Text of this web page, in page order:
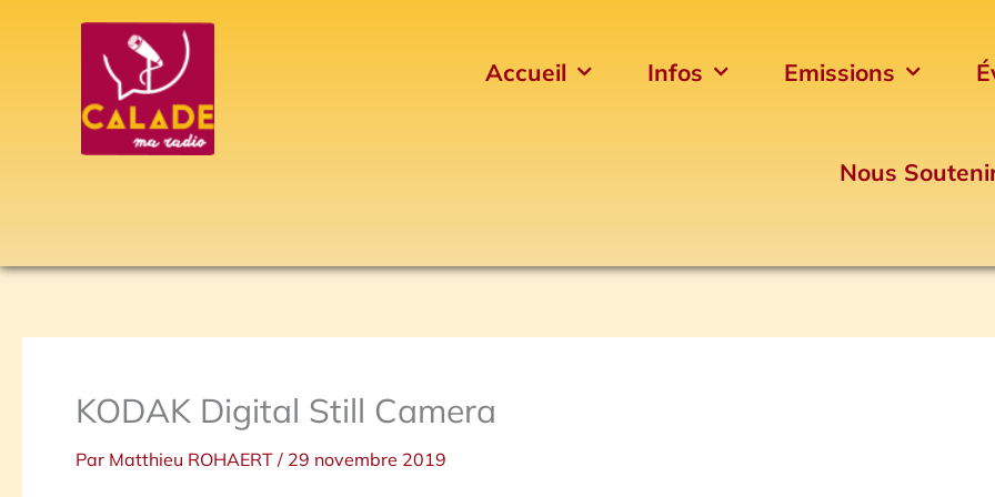
Accueil Infos Emissions
Nous
KODAK Digital Still Camera
Par Matthieu ROHAERT / 29 novembre 2019